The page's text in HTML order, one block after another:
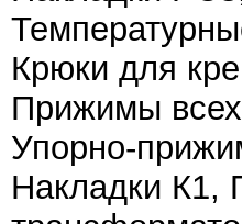
Крюки для
Прижимы
Упорно-
Накладки К1,